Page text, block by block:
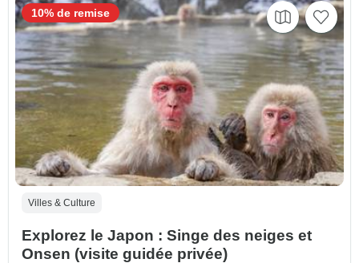
Villes & Culture
Explorez le Japon : Singe des neiges et
Onsen (visite guidée privée)
10% de remise